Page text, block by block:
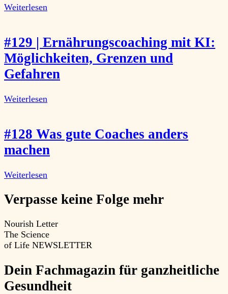
Weiterlesen
#129 | Ernährungscoaching mit KI:
Möglichkeiten, Grenzen und
Gefahren
Weiterlesen
#128 Was gute Coaches anders
machen
Weiterlesen
Verpasse keine Folge mehr
Nourish Letter
The Science
of Life NEWSLETTER
Dein Fachmagazin für ganzheitliche
Gesundheit